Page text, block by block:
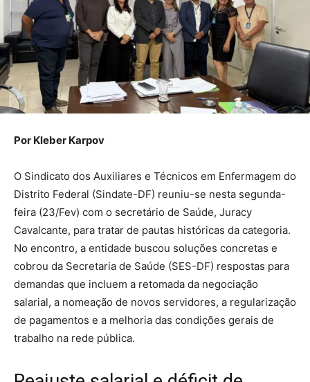
Por Kleber Karpov
O Sindicato dos Auxiliares e Técnicos em Enfermagem do
Distrito Federal (Sindate-DF) reuniu-se nesta segunda-
feira (23/Fev) com o secretário de Saúde, Juracy
Cavalcante, para tratar de pautas históricas da categoria.
No encontro, a entidade buscou soluções concretas e
cobrou da Secretaria de Saúde (SES-DF) respostas para
demandas que incluem a retomada da negociação
salarial, a nomeação de novos servidores, a regularização
de pagamentos e a melhoria das condições gerais de
trabalho na rede pública.